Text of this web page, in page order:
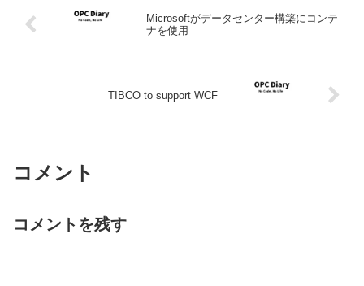
Microsoftがデータセンター構築にコンテ
ナを使用
TIBCO to support WCF
コメント
コメントを残す